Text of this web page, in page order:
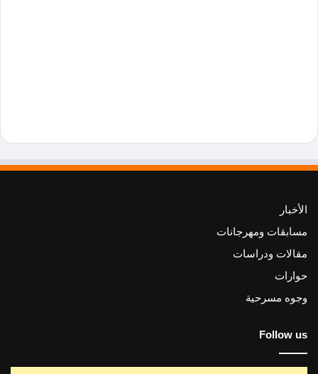
الأخبار
مسابقات ومهرجانات
مقالات ودراسات
حوارات
وجوه مسرحية
Follow us